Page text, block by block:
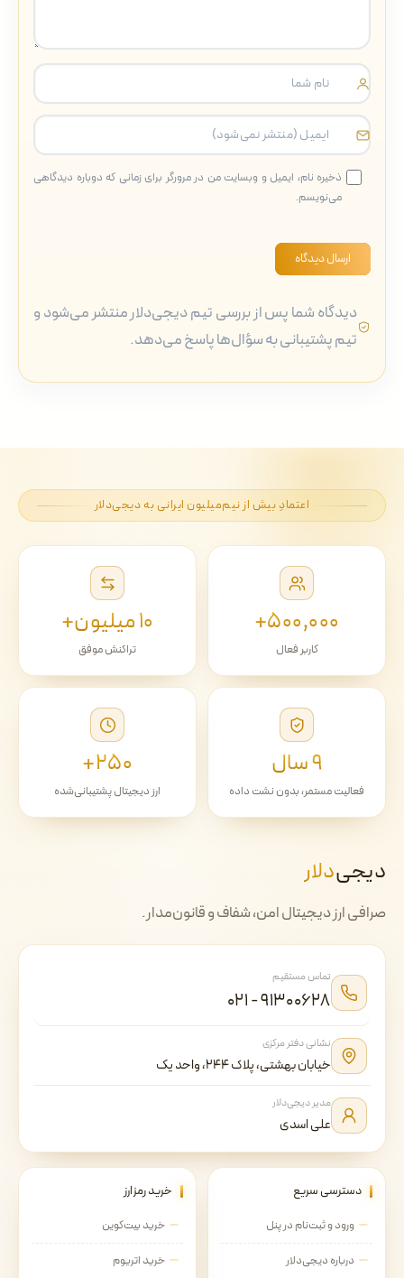
ذخیره نام، ایمیل و وبسایت من در مرورگر برای زمانی که دوباره دیدگاهی
می‌نویسم.
ارسال دیدگاه
دیدگاه شما پس از بررسی تیم دیجی‌دلار منتشر می‌شود و
تیم پشتیبانی به سؤال‌ها پاسخ می‌دهد.
اعتمادِ بیش از نیم‌میلیون ایرانی به دیجی‌دلار
۵۰۰٬۰۰۰+
کاربر فعال
۱۰ میلیون+
تراکنش موفق
۹ سال
فعالیت مستمر، بدون نشت داده
۲۵۰+
ارز دیجیتال پشتیبانی‌شده
دیجی‌دلار
صرافی ارز دیجیتال امن، شفاف و قانون‌مدار.
تماس مستقیم
۰۲۱ - ۹۱۳۰۰۶۲۸
نشانی دفتر مرکزی
خیابان بهشتی، پلاک ۲۴۴، واحد یک
مدیر دیجی‌دلار
علی اسدی
دسترسی سریع
ورود و ثبت‌نام در پنل
درباره دیجی‌دلار
خرید رمزارز
خرید بیت‌کوین
خرید اتریوم